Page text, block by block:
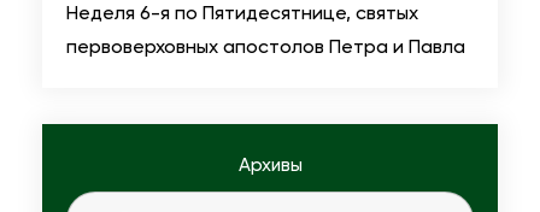
Неделя 6-я по Пятидесятнице, святых
первоверховных апостолов Петра и Павла
Архивы